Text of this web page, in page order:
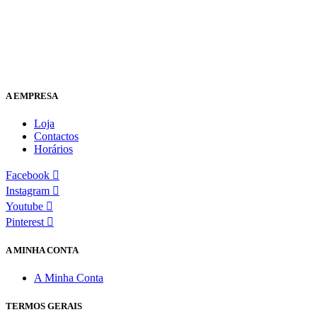
A EMPRESA
Loja
Contactos
Horários
Facebook
Instagram
Youtube
Pinterest
A MINHA CONTA
A Minha Conta
TERMOS GERAIS